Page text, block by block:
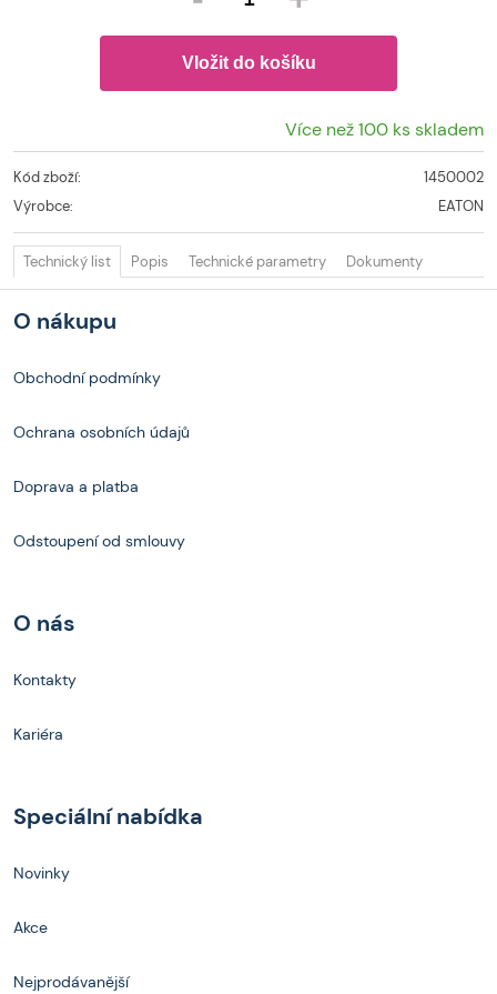
Více než 100 ks skladem
Kód zboží:
1450002
Výrobce:
EATON
Technický list Popis Technické parametry Dokumenty
O nákupu
Obchodní podmínky
Ochrana osobních údajů
Doprava a platba
Odstoupení od smlouvy
O nás
Kontakty
Kariéra
Speciální nabídka
Novinky
Akce
Nejprodávanější